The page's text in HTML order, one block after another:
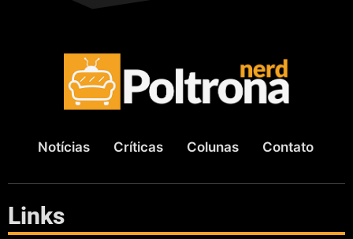
Notícias Críticas Colunas Contato
Links